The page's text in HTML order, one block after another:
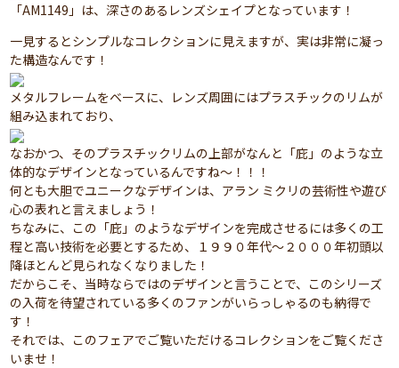
「AM1149」は、深さのあるレンズシェイプとなっています！
一見するとシンプルなコレクションに見えますが、実は非常に凝っ
た構造なんです！
メタルフレームをベースに、レンズ周囲にはプラスチックのリムが
組み込まれており、
なおかつ、そのプラスチックリムの上部がなんと「庇」のような立
体的なデザインとなっているんですね～！！！
何とも大胆でユニークなデザインは、アラン ミクリの芸術性や遊び
心の表れと言えましょう！
ちなみに、この「庇」のようなデザインを完成させるには多くの工
程と高い技術を必要とするため、１９９０年代～２０００年初頭以
降ほとんど見られなくなりました！
だからこそ、当時ならではのデザインと言うことで、このシリーズ
の入荷を待望されている多くのファンがいらっしゃるのも納得で
す！
それでは、このフェアでご覧いただけるコレクションをご覧くださ
いませ！